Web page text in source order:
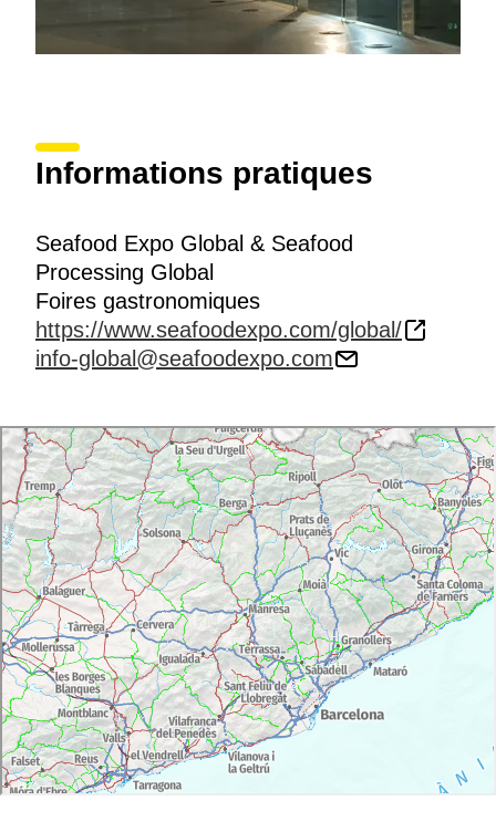
Informations pratiques
Seafood Expo Global & Seafood
Processing Global
Foires gastronomiques
https://www.seafoodexpo.com/global/
info-global@seafoodexpo.com